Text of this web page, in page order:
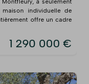
individuelle de
offre un cadre
1 290 000 €